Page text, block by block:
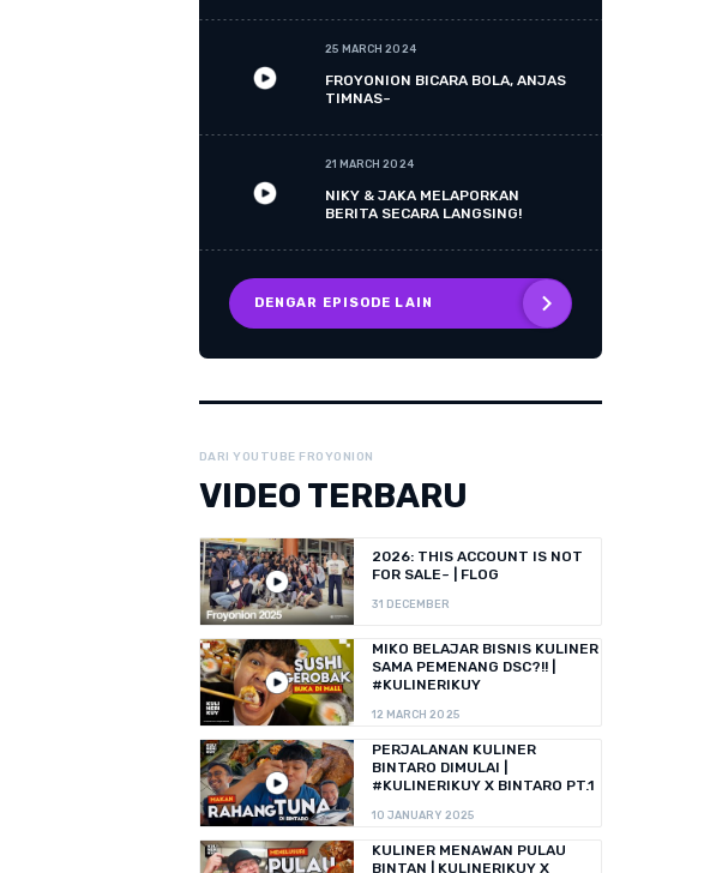
25 MARCH 2024
FROYONION BICARA BOLA, ANJAS
TIMNAS~
21 MARCH 2024
NIKY & JAKA MELAPORKAN
BERITA SECARA LANGSING!
DENGAR EPISODE LAIN
DARI YOUTUBE FROYONION
VIDEO TERBARU
2026: THIS ACCOUNT IS NOT
FOR SALE~ | FLOG
31 DECEMBER
MIKO BELAJAR BISNIS KULINER
SAMA PEMENANG DSC?!! |
#KULINERIKUY
12 MARCH 2025
PERJALANAN KULINER
BINTARO DIMULAI |
#KULINERIKUY X BINTARO PT.1
10 JANUARY 2025
KULINER MENAWAN PULAU
BINTAN | KULINERIKUY X